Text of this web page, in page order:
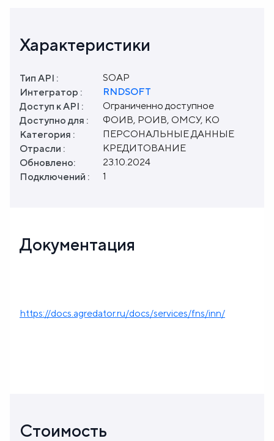
Характеристики
Тип API :
SOAP
Интегратор :
RNDSOFT
Доступ к API :
Ограниченно доступное
Доступно для :
ФОИВ, РОИВ, ОМСУ, КО
Категория :
ПЕРСОНАЛЬНЫЕ ДАННЫЕ
Отрасли :
КРЕДИТОВАНИЕ
Обновлено:
23.10.2024
Подключений :
1
Документация
https://docs.agredator.ru/docs/services/fns/inn/
Стоимость